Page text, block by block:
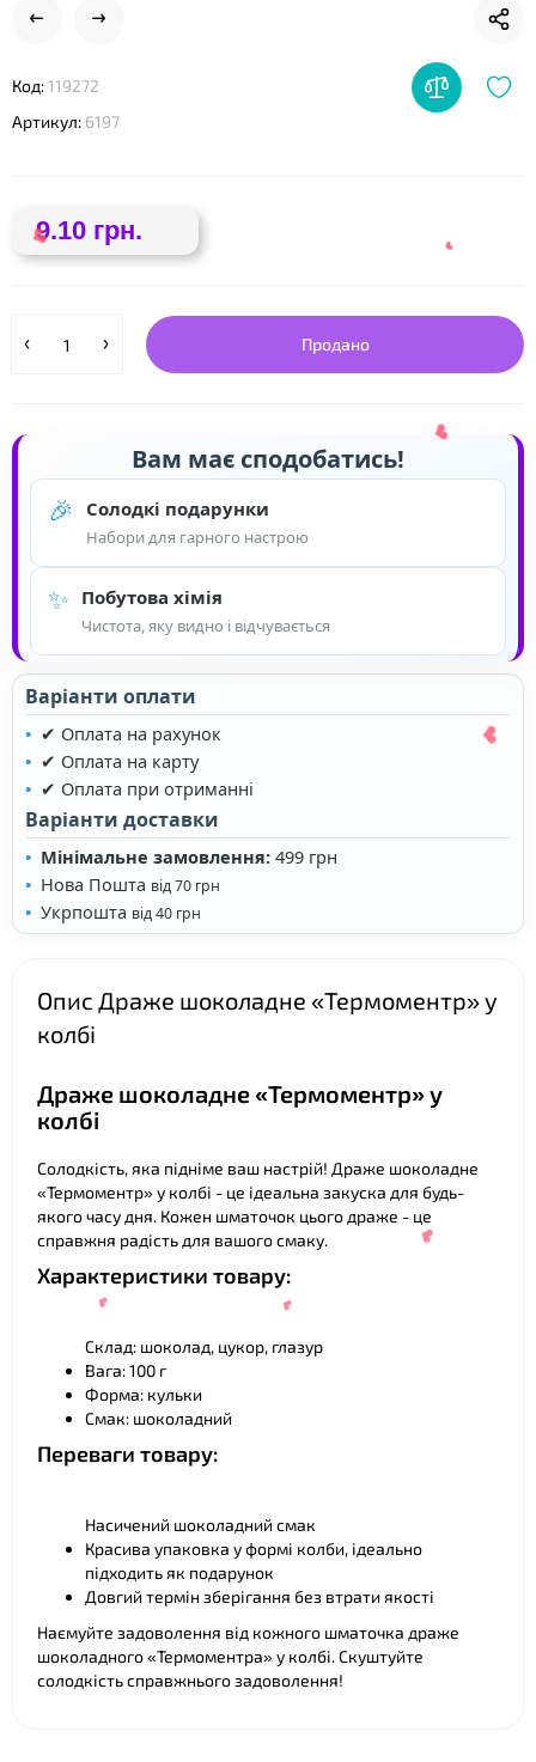
Код:119272
Артикул: 6197
9.10 грн.
Продано
Вам має сподобатись!
🎉 Солодкі подарунки
Набори для гарного настрою
✨ Побутова хімія
Чистота, яку видно і відчувається
Варіанти оплати
✔ Оплата на рахунок
✔ Оплата на карту
✔ Оплата при отриманні
Варіанти доставки
Мінімальне замовлення: 499 грн
Нова Пошта від 70 грн
Укрпошта від 40 грн
Опис Драже шоколадне «Термоментр» у
колбі
Драже шоколадне «Термоментр» у
колбі
Солодкість, яка підніме ваш настрій! Драже шоколадне
«Термоментр» у колбі - це ідеальна закуска для будь-
якого часу дня. Кожен шматочок цього драже - це
справжня радість для вашого смаку.
Характеристики товару:
Склад: шоколад, цукор, глазур
Вага: 100 г
Форма: кульки
Смак: шоколадний
Переваги товару:
Насичений шоколадний смак
Красива упаковка у формі колби, ідеально
підходить як подарунок
Довгий термін зберігання без втрати якості
Наємуйте задоволення від кожного шматочка драже
шоколадного «Термоментра» у колбі. Скуштуйте
солодкість справжнього задоволення!
❤
❤
❤